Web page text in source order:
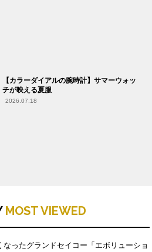
【カラーダイアルの腕時計】サマーウォッ
チが映える夏服
2026.07.18
MOST VIEWED
なったグランドセイコー「エボリューショ